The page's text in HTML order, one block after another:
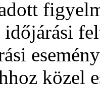
közel